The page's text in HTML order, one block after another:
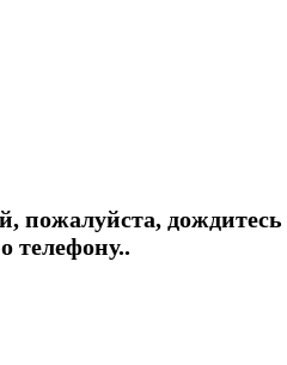
пожалуйста,
телефону..